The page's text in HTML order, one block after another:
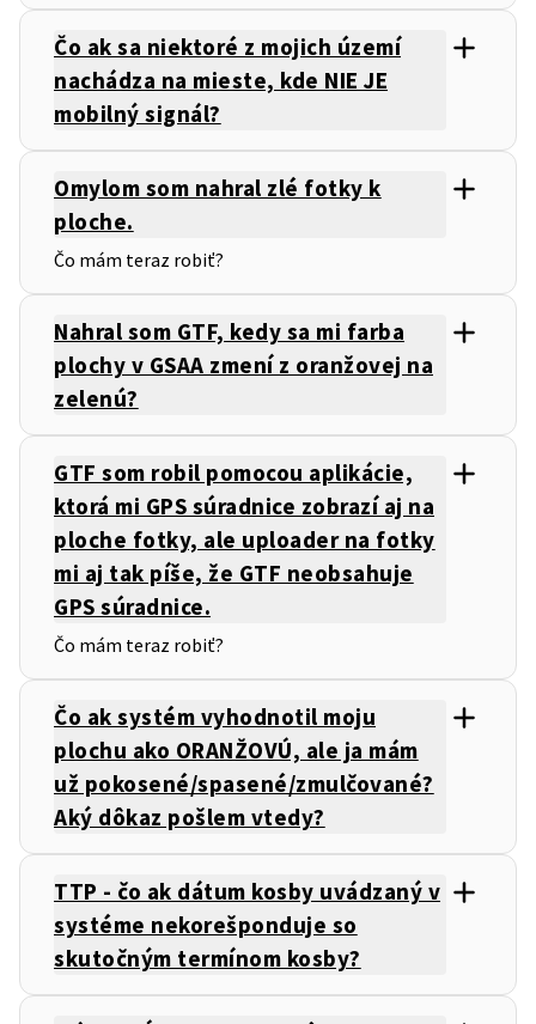
Čo ak sa niektoré z mojich území
nachádza na mieste, kde NIE JE
mobilný signál?
Omylom som nahral zlé fotky k
ploche.
Čo mám teraz robiť?
Nahral som GTF, kedy sa mi farba
plochy v GSAA zmení z oranžovej na
zelenú?
GTF som robil pomocou aplikácie,
ktorá mi GPS súradnice zobrazí aj na
ploche fotky, ale uploader na fotky
mi aj tak píše, že GTF neobsahuje
GPS súradnice.
Čo mám teraz robiť?
Čo ak systém vyhodnotil moju
plochu ako ORANŽOVÚ, ale ja mám
už pokosené/spasené/zmulčované?
Aký dôkaz pošlem vtedy?
TTP - čo ak dátum kosby uvádzaný v
systéme nekorešponduje so
skutočným termínom kosby?